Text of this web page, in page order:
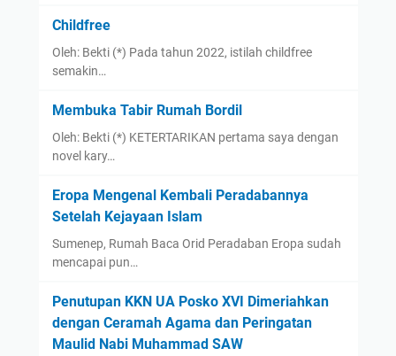
Childfree
Oleh: Bekti (*) Pada tahun 2022, istilah childfree
semakin…
Membuka Tabir Rumah Bordil
Oleh: Bekti (*) KETERTARIKAN pertama saya dengan
novel kary…
Eropa Mengenal Kembali Peradabannya
Setelah Kejayaan Islam
Sumenep, Rumah Baca Orid Peradaban Eropa sudah
mencapai pun…
Penutupan KKN UA Posko XVI Dimeriahkan
dengan Ceramah Agama dan Peringatan
Maulid Nabi Muhammad SAW